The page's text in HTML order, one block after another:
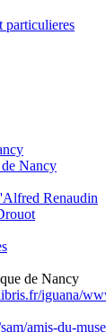
particulieres
Nancy
Renaudin
de Nancy
iguana/
amis-du-